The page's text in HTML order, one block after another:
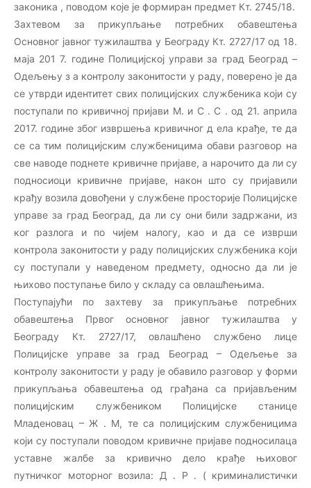
законика , поводом које је формиран предмет Кт. 2745/18.
Захтевом за прикупљање потребних обавештења
Основног јавног тужилаштва у Београду Кт. 2727/17 од 18.
маја 201 7. године Полицијској управи за град Београд –
Одељењу з а контролу законитости у раду, поверено је да
се утврди идентитет свих полицијских службеника који су
поступали по кривичној пријави М. и С . С . од 21. априла
2017. године због извршења кривичног д ела крађе, те да
се са тим полицијским службеницима обави разговор на
све наводе поднете кривичне пријаве, а нарочито да ли су
подносиоци кривичне пријаве, након што су пријавили
крађу возила довођени у службене просторије Полицијске
управе за град Београд, да ли су они били задржани, из
ког разлога и по чијем налогу, као и да се изврши
контрола законитости у раду полицијских службеника који
су поступали у наведеном предмету, односно да ли је
њихово поступање било у складу са овлашћењима.
Поступајући по захтеву за прикупљање потребних
обавештења Првог основног јавног тужилаштва у
Београду Кт. 2727/17, овлашћено службено лице
Полицијске управе за град Београд – Одељење за
контролу законитости у раду је обавило разговор у форми
прикупљања обавештења од грађана са пријављеним
полицијским службеником Полицијске станице
Младеновац – Ж . М, те са полицијским службеницима
који су поступали поводом кривичне пријаве подносилаца
уставне жалбе за кривично дело крађе њиховог
путничког моторног возила: Д . Р . ( криминалистички